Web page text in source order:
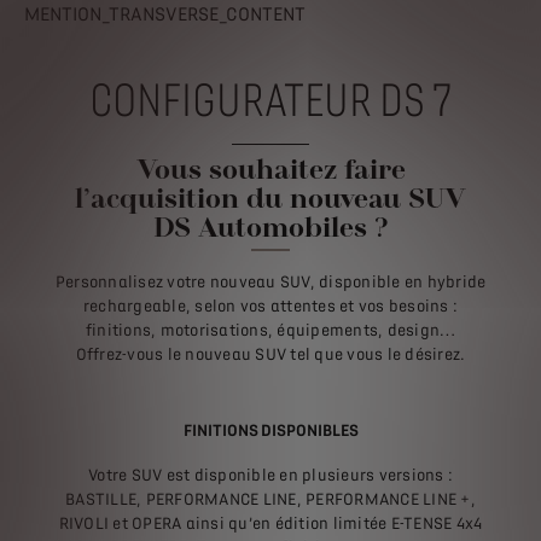
MENTION_TRANSVERSE_CONTENT
CONFIGURATEUR DS 7
Vous souhaitez faire
l’acquisition du nouveau SUV
DS Automobiles ?
Personnalisez votre nouveau SUV, disponible en hybride
rechargeable, selon vos attentes et vos besoins :
finitions, motorisations, équipements, design…
Offrez-vous le nouveau SUV tel que vous le désirez.
FINITIONS DISPONIBLES
Votre SUV est disponible en plusieurs versions :
BASTILLE, PERFORMANCE LINE, PERFORMANCE LINE +,
RIVOLI et OPERA ainsi qu’en édition limitée E-TENSE 4x4